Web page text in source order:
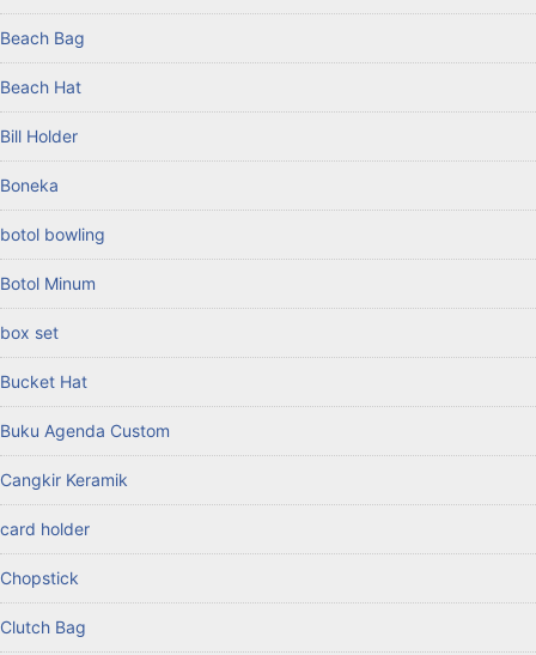
Beach Bag
Beach Hat
Bill Holder
Boneka
botol bowling
Botol Minum
box set
Bucket Hat
Buku Agenda Custom
Cangkir Keramik
card holder
Chopstick
Clutch Bag